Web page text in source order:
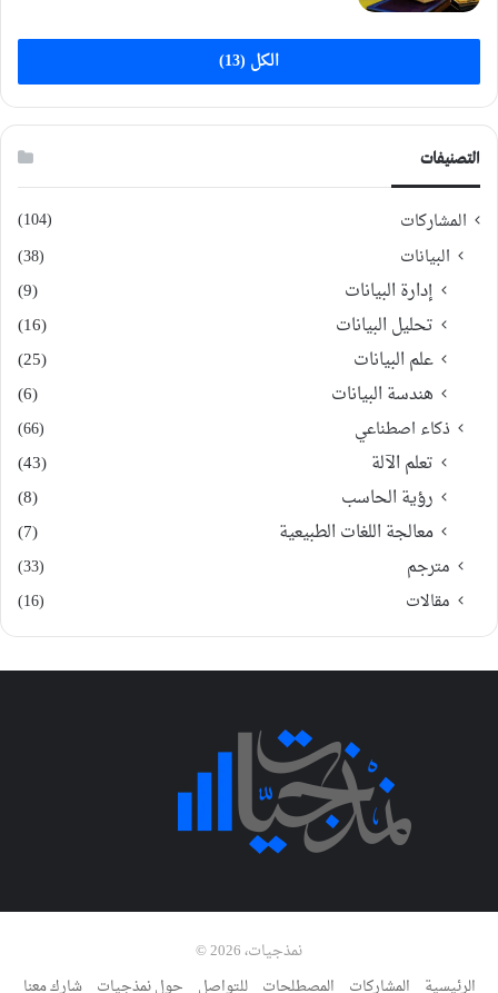
الكل (13)
التصنيفات
المشاركات (104)
البيانات (38)
إدارة البيانات
(9)
تحليل البيانات
(16)
علم البيانات
(25)
هندسة البيانات
(6)
ذكاء اصطناعي (66)
تعلم الآلة
(43)
رؤية الحاسب
(8)
معالجة اللغات الطبيعية
(7)
مترجم
(33)
مقالات
(16)
نمذجيات، 2026 ©
الرئيسية المشاركات المصطلحات للتواصل حول نمذجيات شارك معنا